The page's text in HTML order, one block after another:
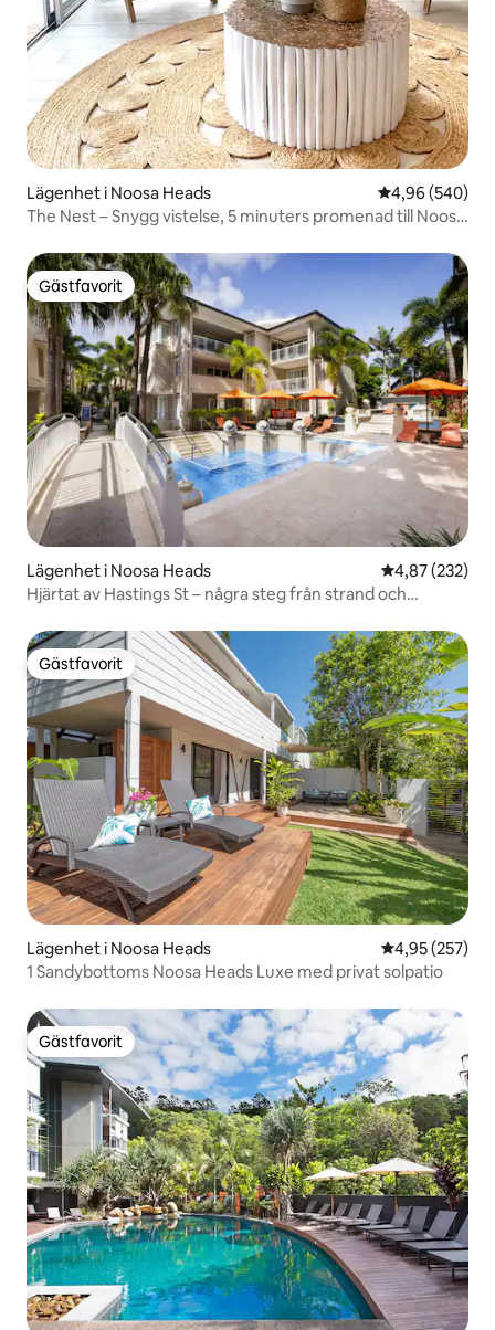
Lägenhet i Noosa Heads 4,96 av 5 i
4,96 (540)
The Nest – Snygg vistelse, 5 minuters promenad till Noosa
Gästfavorit
Gästfavorit
Lägenhet i Noosa Heads 4,87 av 5 i
4,87 (232)
Hjärtat av Hastings St – några steg från strand och
Gästfavorit
Gästfavorit
Lägenhet i Noosa Heads 4,95 av 5 i
4,95 (257)
1 Sandybottoms Noosa Heads Luxe med privat solpatio
Gästfavorit
Gästfavorit